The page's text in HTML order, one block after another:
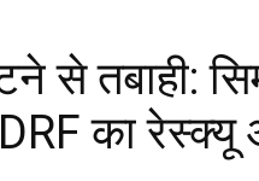
से तबाही:
का